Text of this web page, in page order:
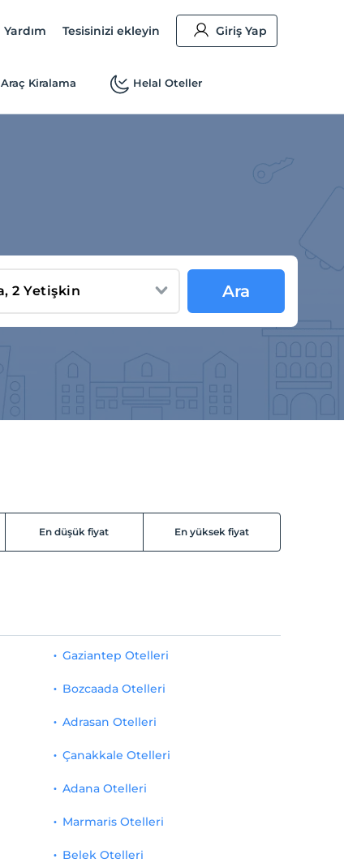
Yardım Tesisinizi ekleyin Giriş Yap
Araç Kiralama Helal Oteller
Ara
En düşük fiyat En yüksek fiyat
Gaziantep Otelleri
Bozcaada Otelleri
Adrasan Otelleri
Çanakkale Otelleri
Adana Otelleri
Marmaris Otelleri
Belek Otelleri